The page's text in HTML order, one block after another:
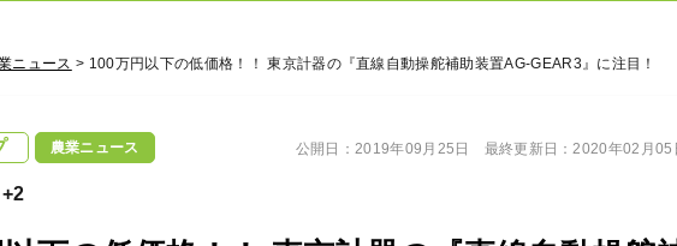
ニュース > 100万円以下の低価格！！ 東京計器の『直線自動操舵補助装置AG-GEAR3』に注目！
農業ニュース
+2
公開日：2019年09月25日 最終更新日：2020年02月05